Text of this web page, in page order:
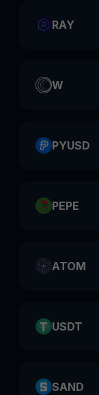
RAY
W
PYUSD
PEPE
ATOM
USDT
SAND